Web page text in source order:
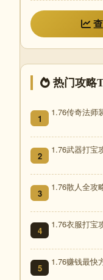
热门攻略
1
1.76传奇法师
2
1.76武器打宝
3
1.76散人全攻
4
1.76衣服打宝
5
1.76赚钱最快